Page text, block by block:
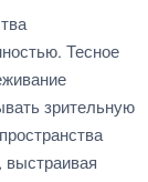
Тесное
зрительную
выстраивая